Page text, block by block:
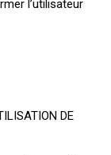
l’utilisateur
DE